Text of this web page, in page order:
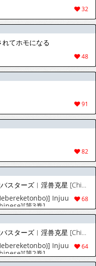
32
てホモになる
48
91
82
[生出しユッケ (へべれけとんぼ)] 淫獣バスターズ︱淫兽克星 [Chinese][第3卷]
68
Injuu
第3卷]
[生出しユッケ (へべれけとんぼ)] 淫獣バスターズ︱淫兽克星 [Chinese][第2卷]
64
Injuu
第2卷]